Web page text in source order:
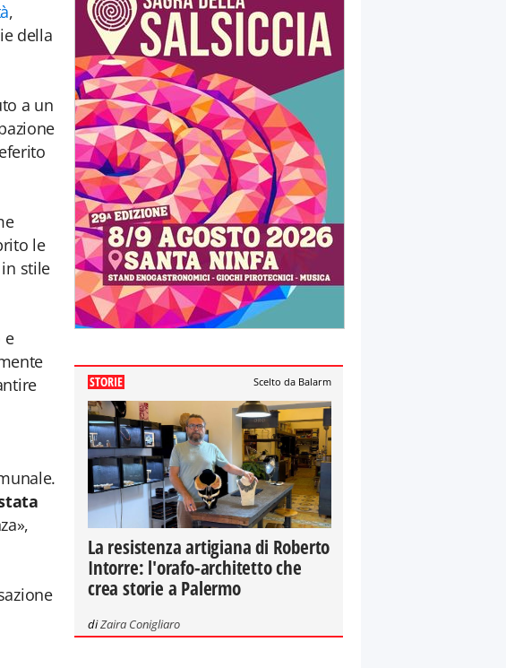
,
della
a un
le
stile
e
STORIE Scelto da Balarm
La resistenza artigiana di Roberto
Intorre: l'orafo-architetto che
crea storie a Palermo
diZaira Conigliaro